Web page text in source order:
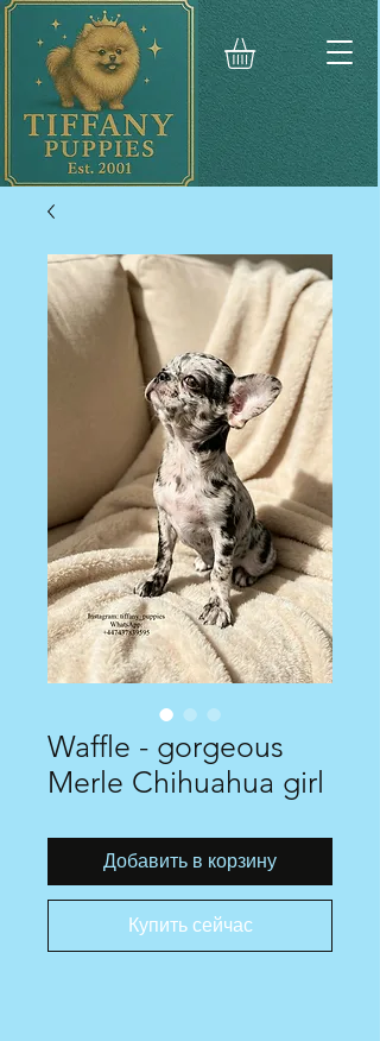
Waffle - gorgeous
Merle Chihuahua girl
Добавить в корзину
Купить сейчас